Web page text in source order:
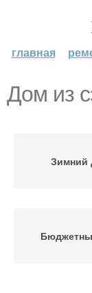
главная
Дом из
Зимний